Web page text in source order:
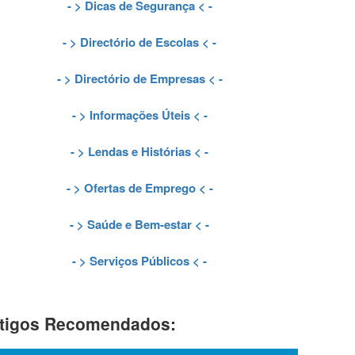
- > Dicas de Segurança< -
- > Directório de Escolas < -
- > Directório de Empresas< -
- > Informações Úteis< -
- > Lendas e Histórias < -
- > Ofertas de Emprego< -
- > Saúde e Bem-estar < -
- > Serviços Públicos < -
Recomendados: